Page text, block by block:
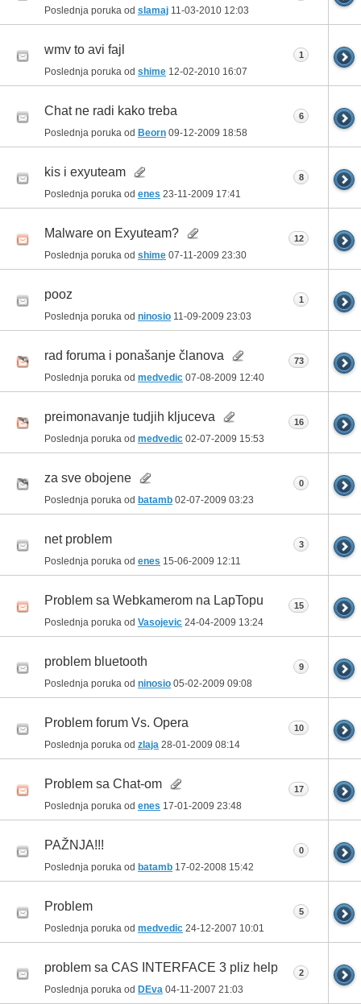
Poslednja poruka od slamaj 11-03-2010 12:03
wmv to avi fajl
Poslednja poruka od shime 12-02-2010 16:07
1
Chat ne radi kako treba
Poslednja poruka od Beorn 09-12-2009 18:58
6
kis i exyuteam
Poslednja poruka od enes 23-11-2009 17:41
8
Malware on Exyuteam?
Poslednja poruka od shime 07-11-2009 23:30
12
pooz
Poslednja poruka od ninosio 11-09-2009 23:03
1
rad foruma i ponašanje članova
Poslednja poruka od medvedic 07-08-2009 12:40
73
preimonavanje tudjih kljuceva
Poslednja poruka od medvedic 02-07-2009 15:53
16
za sve obojene
Poslednja poruka od batamb 02-07-2009 03:23
0
net problem
Poslednja poruka od enes 15-06-2009 12:11
3
Problem sa Webkamerom na LapTopu
Poslednja poruka od Vasojevic 24-04-2009 13:24
15
problem bluetooth
Poslednja poruka od ninosio 05-02-2009 09:08
9
Problem forum Vs. Opera
Poslednja poruka od zlaja 28-01-2009 08:14
10
Problem sa Chat-om
Poslednja poruka od enes 17-01-2009 23:48
17
PAŽNJA!!!
Poslednja poruka od batamb 17-02-2008 15:42
0
Problem
Poslednja poruka od medvedic 24-12-2007 10:01
5
problem sa CAS INTERFACE 3 pliz help
Poslednja poruka od DEva 04-11-2007 21:03
2